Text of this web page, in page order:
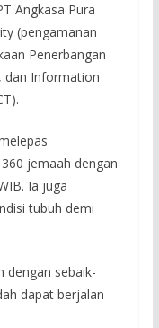
Angkasa Pura
(pengamanan
Penerbangan
dan Information
jemaah dengan
Ia juga
tubuh demi
dengan sebaik-
dapat berjalan